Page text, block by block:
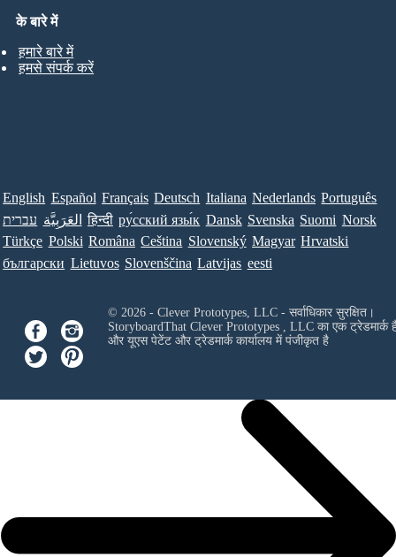
के बारे में
हमारे बारे में
हमसे संपर्क करें
English Español Français Deutsch Italiana Nederlands Português
עברית العَرَبِيَّة हिन्दी ру́сский язы́к Dansk Svenska Suomi Norsk
Türkçe Polski Româna Ceština Slovenský Magyar Hrvatski
български Lietuvos Slovenščina Latvijas eesti
© 2026 - Clever Prototypes, LLC - सर्वाधिकार सुरक्षित।
StoryboardThat Clever Prototypes , LLCका एक ट्रेडमार्क
और यूएस पेटेंट और ट्रेडमार्क कार्यालय में पंजीकृत है